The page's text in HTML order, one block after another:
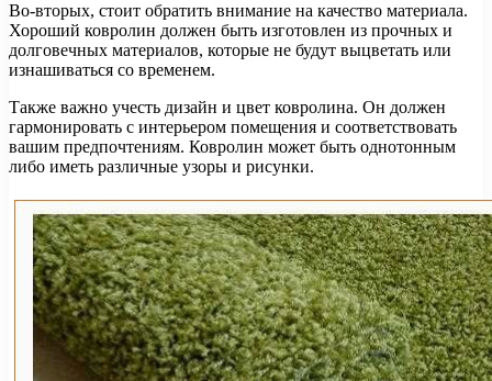
Во-вторых, стоит обратить внимание на качество материала.
Хороший ковролин должен быть изготовлен из прочных и
долговечных материалов, которые не будут выцветать или
изнашиваться со временем.
Также важно учесть дизайн и цвет ковролина. Он должен
гармонировать с интерьером помещения и соответствовать
вашим предпочтениям. Ковролин может быть однотонным
либо иметь различные узоры и рисунки.